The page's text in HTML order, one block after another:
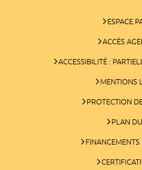
ESPACE
ACCÈS
ACCESSIBILITÉ :
MENTIONS
PROTECTION
PLAN
FINANCEMENTS